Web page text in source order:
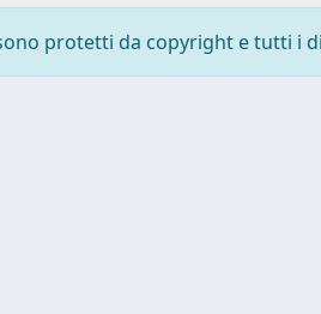
protetti da copyright e tutti i